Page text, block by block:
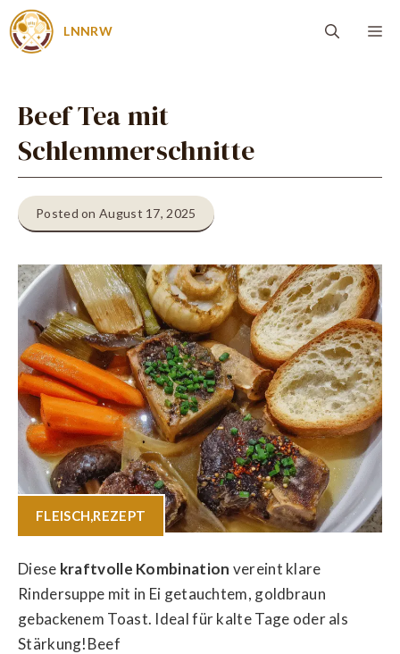
Zum
Inhalt
LNNRW
Beef Tea mit
Schlemmerschnitte
Posted on August 17, 2025
FLEISCH,REZEPT
Diese kraftvolle Kombination vereint klare
Rindersuppe mit in Ei getauchtem, goldbraun
gebackenem Toast. Ideal für kalte Tage oder als
Stärkung!Beef